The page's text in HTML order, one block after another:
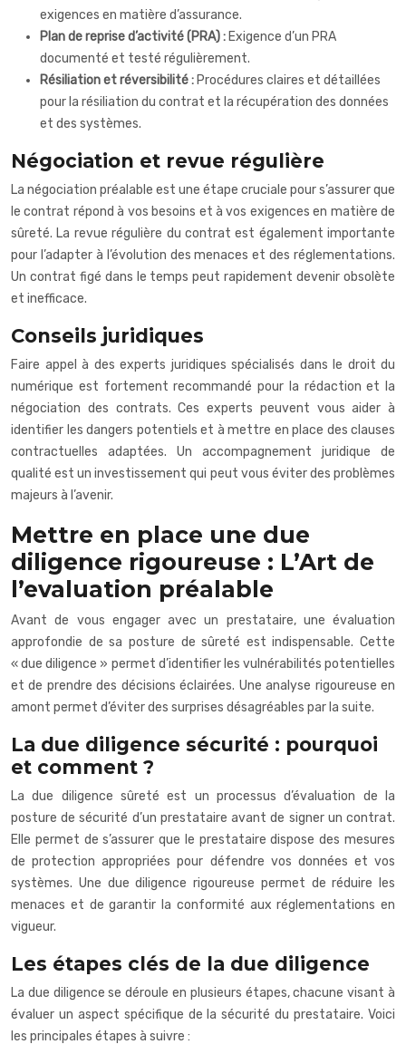
exigences en matière d’assurance.
Plan de reprise d’activité (PRA) : Exigence d’un PRA
documenté et testé régulièrement.
Résiliation et réversibilité : Procédures claires et détaillées
pour la résiliation du contrat et la récupération des données
et des systèmes.
Négociation et revue régulière
La négociation préalable est une étape cruciale pour s’assurer que
le contrat répond à vos besoins et à vos exigences en matière de
sûreté. La revue régulière du contrat est également importante
pour l’adapter à l’évolution des menaces et des réglementations.
Un contrat figé dans le temps peut rapidement devenir obsolète
et inefficace.
Conseils juridiques
Faire appel à des experts juridiques spécialisés dans le droit du
numérique est fortement recommandé pour la rédaction et la
négociation des contrats. Ces experts peuvent vous aider à
identifier les dangers potentiels et à mettre en place des clauses
contractuelles adaptées. Un accompagnement juridique de
qualité est un investissement qui peut vous éviter des problèmes
majeurs à l’avenir.
Mettre en place une due
diligence rigoureuse : L’Art de
l’evaluation préalable
Avant de vous engager avec un prestataire, une évaluation
approfondie de sa posture de sûreté est indispensable. Cette
« due diligence » permet d’identifier les vulnérabilités potentielles
et de prendre des décisions éclairées. Une analyse rigoureuse en
amont permet d’éviter des surprises désagréables par la suite.
La due diligence sécurité : pourquoi
et comment ?
La due diligence sûreté est un processus d’évaluation de la
posture de sécurité d’un prestataire avant de signer un contrat.
Elle permet de s’assurer que le prestataire dispose des mesures
de protection appropriées pour défendre vos données et vos
systèmes. Une due diligence rigoureuse permet de réduire les
menaces et de garantir la conformité aux réglementations en
vigueur.
Les étapes clés de la due diligence
La due diligence se déroule en plusieurs étapes, chacune visant à
évaluer un aspect spécifique de la sécurité du prestataire. Voici
les principales étapes à suivre :